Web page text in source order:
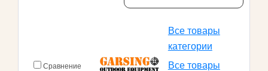
Сравнение
Все товары
категории
Все товары